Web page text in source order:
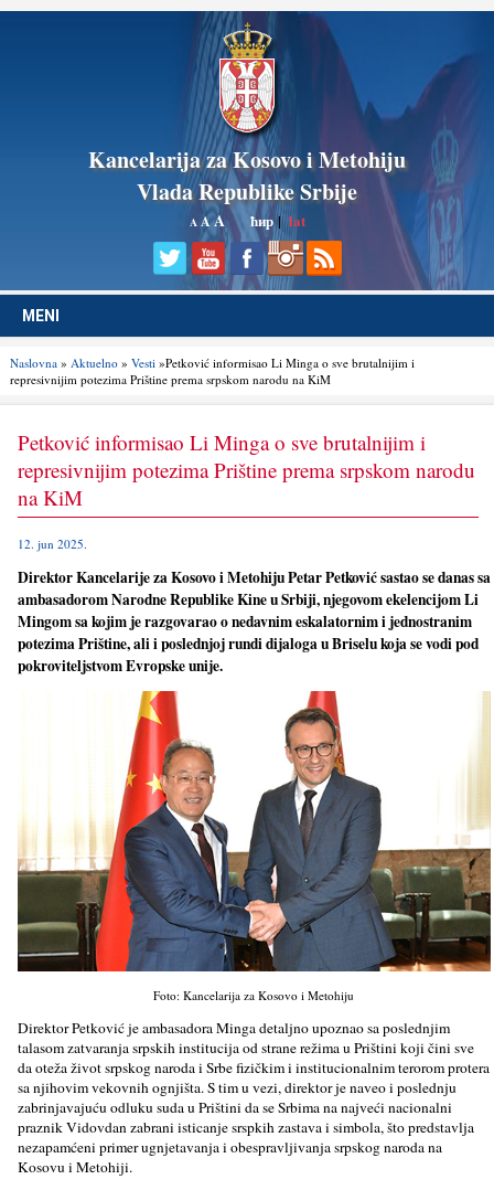
Kancelarija za Kosovo i Metohiju
Vlada Republike Srbije
A AA ћир|lat
MENI
Naslovna» Aktuelno» Vesti»Petković informisao Li Minga o sve brutalnijim i
represivnijim potezima Prištine prema srpskom narodu na KiM
Petković informisao Li Minga o sve brutalnijim i
represivnijim potezima Prištine prema srpskom narodu
na KiM
12. jun 2025.
Direktor Kancelarije za Kosovo i Metohiju Petar Petković sastao se danas sa
ambasadorom Narodne Republike Kine u Srbiji, njegovom ekelencijom Li
Mingom sa kojim je razgovarao o nedavnim eskalatornim i jednostranim
potezima Prištine, ali i poslednjoj rundi dijaloga u Briselu koja se vodi pod
pokroviteljstvom Evropske unije.
Foto: Kancelarija za Kosovo i Metohiju
Direktor Petković je ambasadora Minga detaljno upoznao sa poslednjim
talasom zatvaranja srpskih institucija od strane režima u Prištini koji čini sve
da oteža život srpskog naroda i Srbe fizičkim i institucionalnim terorom protera
sa njihovim vekovnih ognjišta. S tim u vezi, direktor je naveo i poslednju
zabrinjavajuću odluku suda u Prištini da se Srbima na najveći nacionalni
praznik Vidovdan zabrani isticanje srspkih zastava i simbola, što predstavlja
nezapamćeni primer ugnjetavanja i obespravljivanja srpskog naroda na
Kosovu i Metohiji.